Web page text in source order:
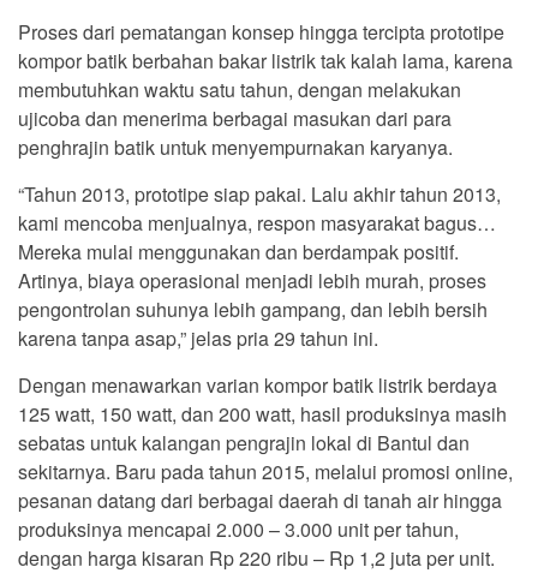
Proses dari pematangan konsep hingga tercipta prototipe
kompor batik berbahan bakar listrik tak kalah lama, karena
membutuhkan waktu satu tahun, dengan melakukan
ujicoba dan menerima berbagai masukan dari para
penghrajin batik untuk menyempurnakan karyanya.
“Tahun 2013, prototipe siap pakai. Lalu akhir tahun 2013,
kami mencoba menjualnya, respon masyarakat bagus…
Mereka mulai menggunakan dan berdampak positif.
Artinya, biaya operasional menjadi lebih murah, proses
pengontrolan suhunya lebih gampang, dan lebih bersih
karena tanpa asap,” jelas pria 29 tahun ini.
Dengan menawarkan varian kompor batik listrik berdaya
125 watt, 150 watt, dan 200 watt, hasil produksinya masih
sebatas untuk kalangan pengrajin lokal di Bantul dan
sekitarnya. Baru pada tahun 2015, melalui promosi online,
pesanan datang dari berbagai daerah di tanah air hingga
produksinya mencapai 2.000 – 3.000 unit per tahun,
dengan harga kisaran Rp 220 ribu – Rp 1,2 juta per unit.